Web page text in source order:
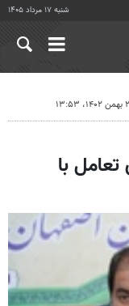
شنبه ۱۷ مرداد ۱۴۰۵
۱۳:۵۳
با